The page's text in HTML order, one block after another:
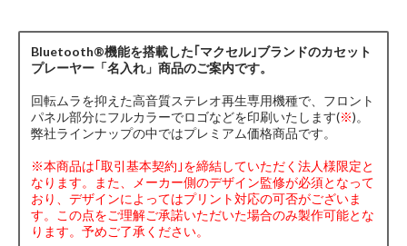
Bluetooth®️機能を搭載した｢マクセル｣ブランドのカセット
プレーヤー「名入れ」商品のご案内です。
回転ムラを抑えた高音質ステレオ再生専用機種で、フロント
パネル部分にフルカラーでロゴなどを印刷いたします(※)。
弊社ラインナップの中ではプレミアム価格商品です。
※本商品は｢取引基本契約｣を締結していただく法人様限定と
なります。また、メーカー側のデザイン監修が必須となって
おり、デザインによってはプリント対応の可否がございま
す。この点をご理解ご承諾いただいた場合のみ製作可能とな
ります。予めご了承ください。